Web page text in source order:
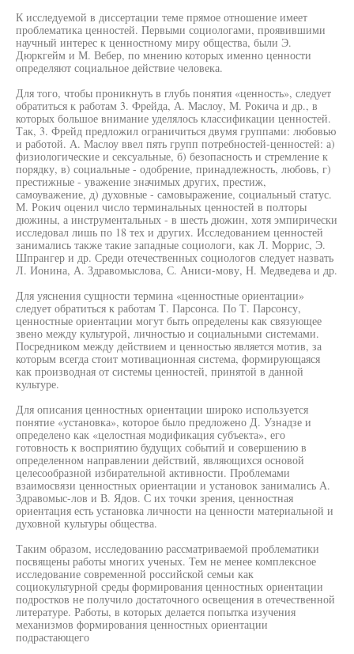
К исследуемой в диссертации теме прямое отношение имеет
проблематика ценностей. Первыми социологами, проявившими
научный интерес к ценностному миру общества, были Э.
Дюркгейм и М. Вебер, по мнению которых именно ценности
определяют социальное действие человека.
Для того, чтобы проникнуть в глубь понятия «ценность», следует
обратиться к работам 3. Фрейда, А. Маслоу, М. Рокича и др., в
которых большое внимание уделялось классификации ценностей.
Так, 3. Фрейд предложил ограничиться двумя группами: любовью
и работой. А. Маслоу ввел пять групп потребностей-ценностей: а)
физиологические и сексуальные, б) безопасность и стремление к
порядку, в) социальные - одобрение, принадлежность, любовь, г)
престижные - уважение значимых других, престиж,
самоуважение, д) духовные - самовыражение, социальный статус.
М. Рокич оценил число терминальных ценностей в полторы
дюжины, а инструментальных - в шесть дюжин, хотя эмпирически
исследовал лишь по 18 тех и других. Исследованием ценностей
занимались также такие западные социологи, как Л. Моррис, Э.
Шпрангер и др. Среди отечественных социологов следует назвать
Л. Ионина, А. Здравомыслова, С. Аниси-мову, Н. Медведева и др.
Для уяснения сущности термина «ценностные ориентации»
следует обратиться к работам Т. Парсонса. По Т. Парсонсу,
ценностные ориентации могут быть определены как связующее
звено между культурой, личностью и социальными системами.
Посредником между действием и ценностью является мотив, за
которым всегда стоит мотивационная система, формирующаяся
как производная от системы ценностей, принятой в данной
культуре.
Для описания ценностных ориентации широко используется
понятие «установка», которое было предложено Д. Узнадзе и
определено как «целостная модификация субъекта», его
готовность к восприятию будущих событий и совершению в
определенном направлении действий, являющихся основой
целесообразной избирательной активности. Проблемами
взаимосвязи ценностных ориентации и установок занимались А.
Здравомыс-лов и В. Ядов. С их точки зрения, ценностная
ориентация есть установка личности на ценности материальной и
духовной культуры общества.
Таким образом, исследованию рассматриваемой проблематики
посвящены работы многих ученых. Тем не менее комплексное
исследование современной российской семьи как
социокультурной среды формирования ценностных ориентации
подростков не получило достаточного освещения в отечественной
литературе. Работы, в которых делается попытка изучения
механизмов формирования ценностных ориентации
подрастающего